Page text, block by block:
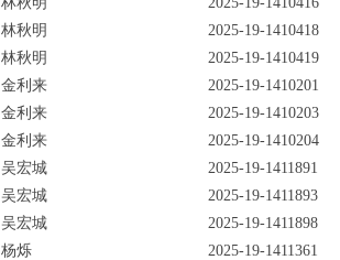
林秋明
2025-19-1410418
林秋明
2025-19-1410419
金利来
2025-19-1410201
金利来
2025-19-1410203
金利来
2025-19-1410204
吴宏城
2025-19-1411891
吴宏城
2025-19-1411893
吴宏城
2025-19-1411898
杨烁
2025-19-1411361